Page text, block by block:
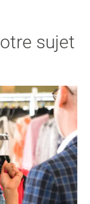
sujet